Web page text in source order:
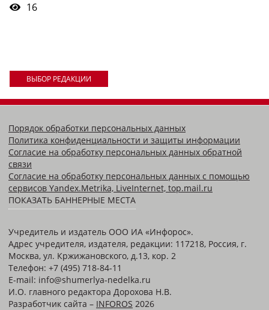
16
ВЫБОР РЕДАКЦИИ
Порядок обработки персональных данных
Политика конфиденциальности и защиты информации
Согласие на обработку персональных данных обратной
связи
Согласие на обработку персональных данных с помощью
сервисов Yandex.Metrika, LiveInternet, top.mail.ru
ПОКАЗАТЬ БАННЕРНЫЕ МЕСТА
Учредитель и издатель ООО ИА «Инфорос».
Адрес учредителя, издателя, редакции: 117218, Россия, г.
Москва, ул. Кржижановского, д.13, кор. 2
Телефон: +7 (495) 718-84-11
E-mail: info@shumerlya-nedelka.ru
И.О. главного редактора Дорохова Н.В.
Разработчик сайта – INFOROS 2026